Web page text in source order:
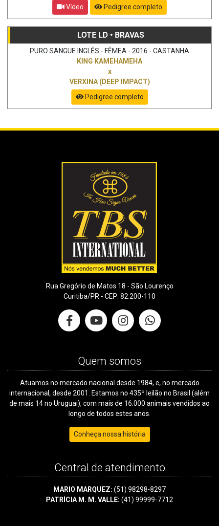
Vídeo
Pedigree completo
LOTE LD • BRAVAS
PURO SANGUE INGLÊS - FÊMEA - 2016 - CASTANHA
KING KAMEHAMEHA
x
VERXINA (DEEP IMPACT)
Pedigree completo
Rua Gregório de Matos 18 - São Lourenço
Curitiba/PR - CEP: 82.200-110
Quem somos
Atuamos no mercado nacional desde 1984, e, no mercado
internacional, desde 2001. Estamos no 435º leilão no Brasil (além
de mais 14 no Uruguai), com mais de 16.000 animais vendidos ao
longo de todos estes anos.
Conheça nossa história
Central de atendimento
MARIO MARQUEZ: (51) 98298-8297
PATRÍCIA M. M. VALLE: (41) 99999-7712